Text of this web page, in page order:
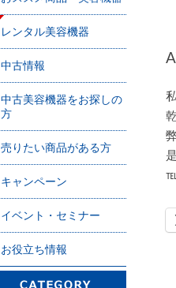
レンタル美容機器
中古情報
中古美容機器をお探しの
方
売りたい商品がある方
キャンペーン
イベント・セミナー
お役立ち情報